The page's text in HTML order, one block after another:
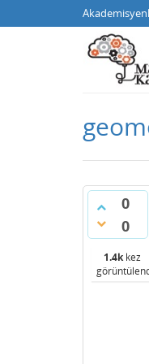
0
0
1.4kkez